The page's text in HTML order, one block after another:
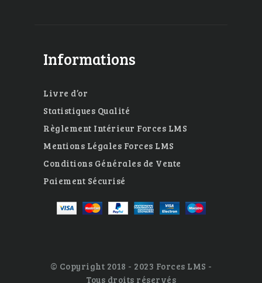
Informations
Livre d’or
Statistiques Qualité
Règlement Intérieur Forces LMS
Mentions Légales Forces LMS
Conditions Générales de Vente
Paiement Sécurisé
© Copyright 2018 - 2023 Forces LMS -
Tous droits réservés